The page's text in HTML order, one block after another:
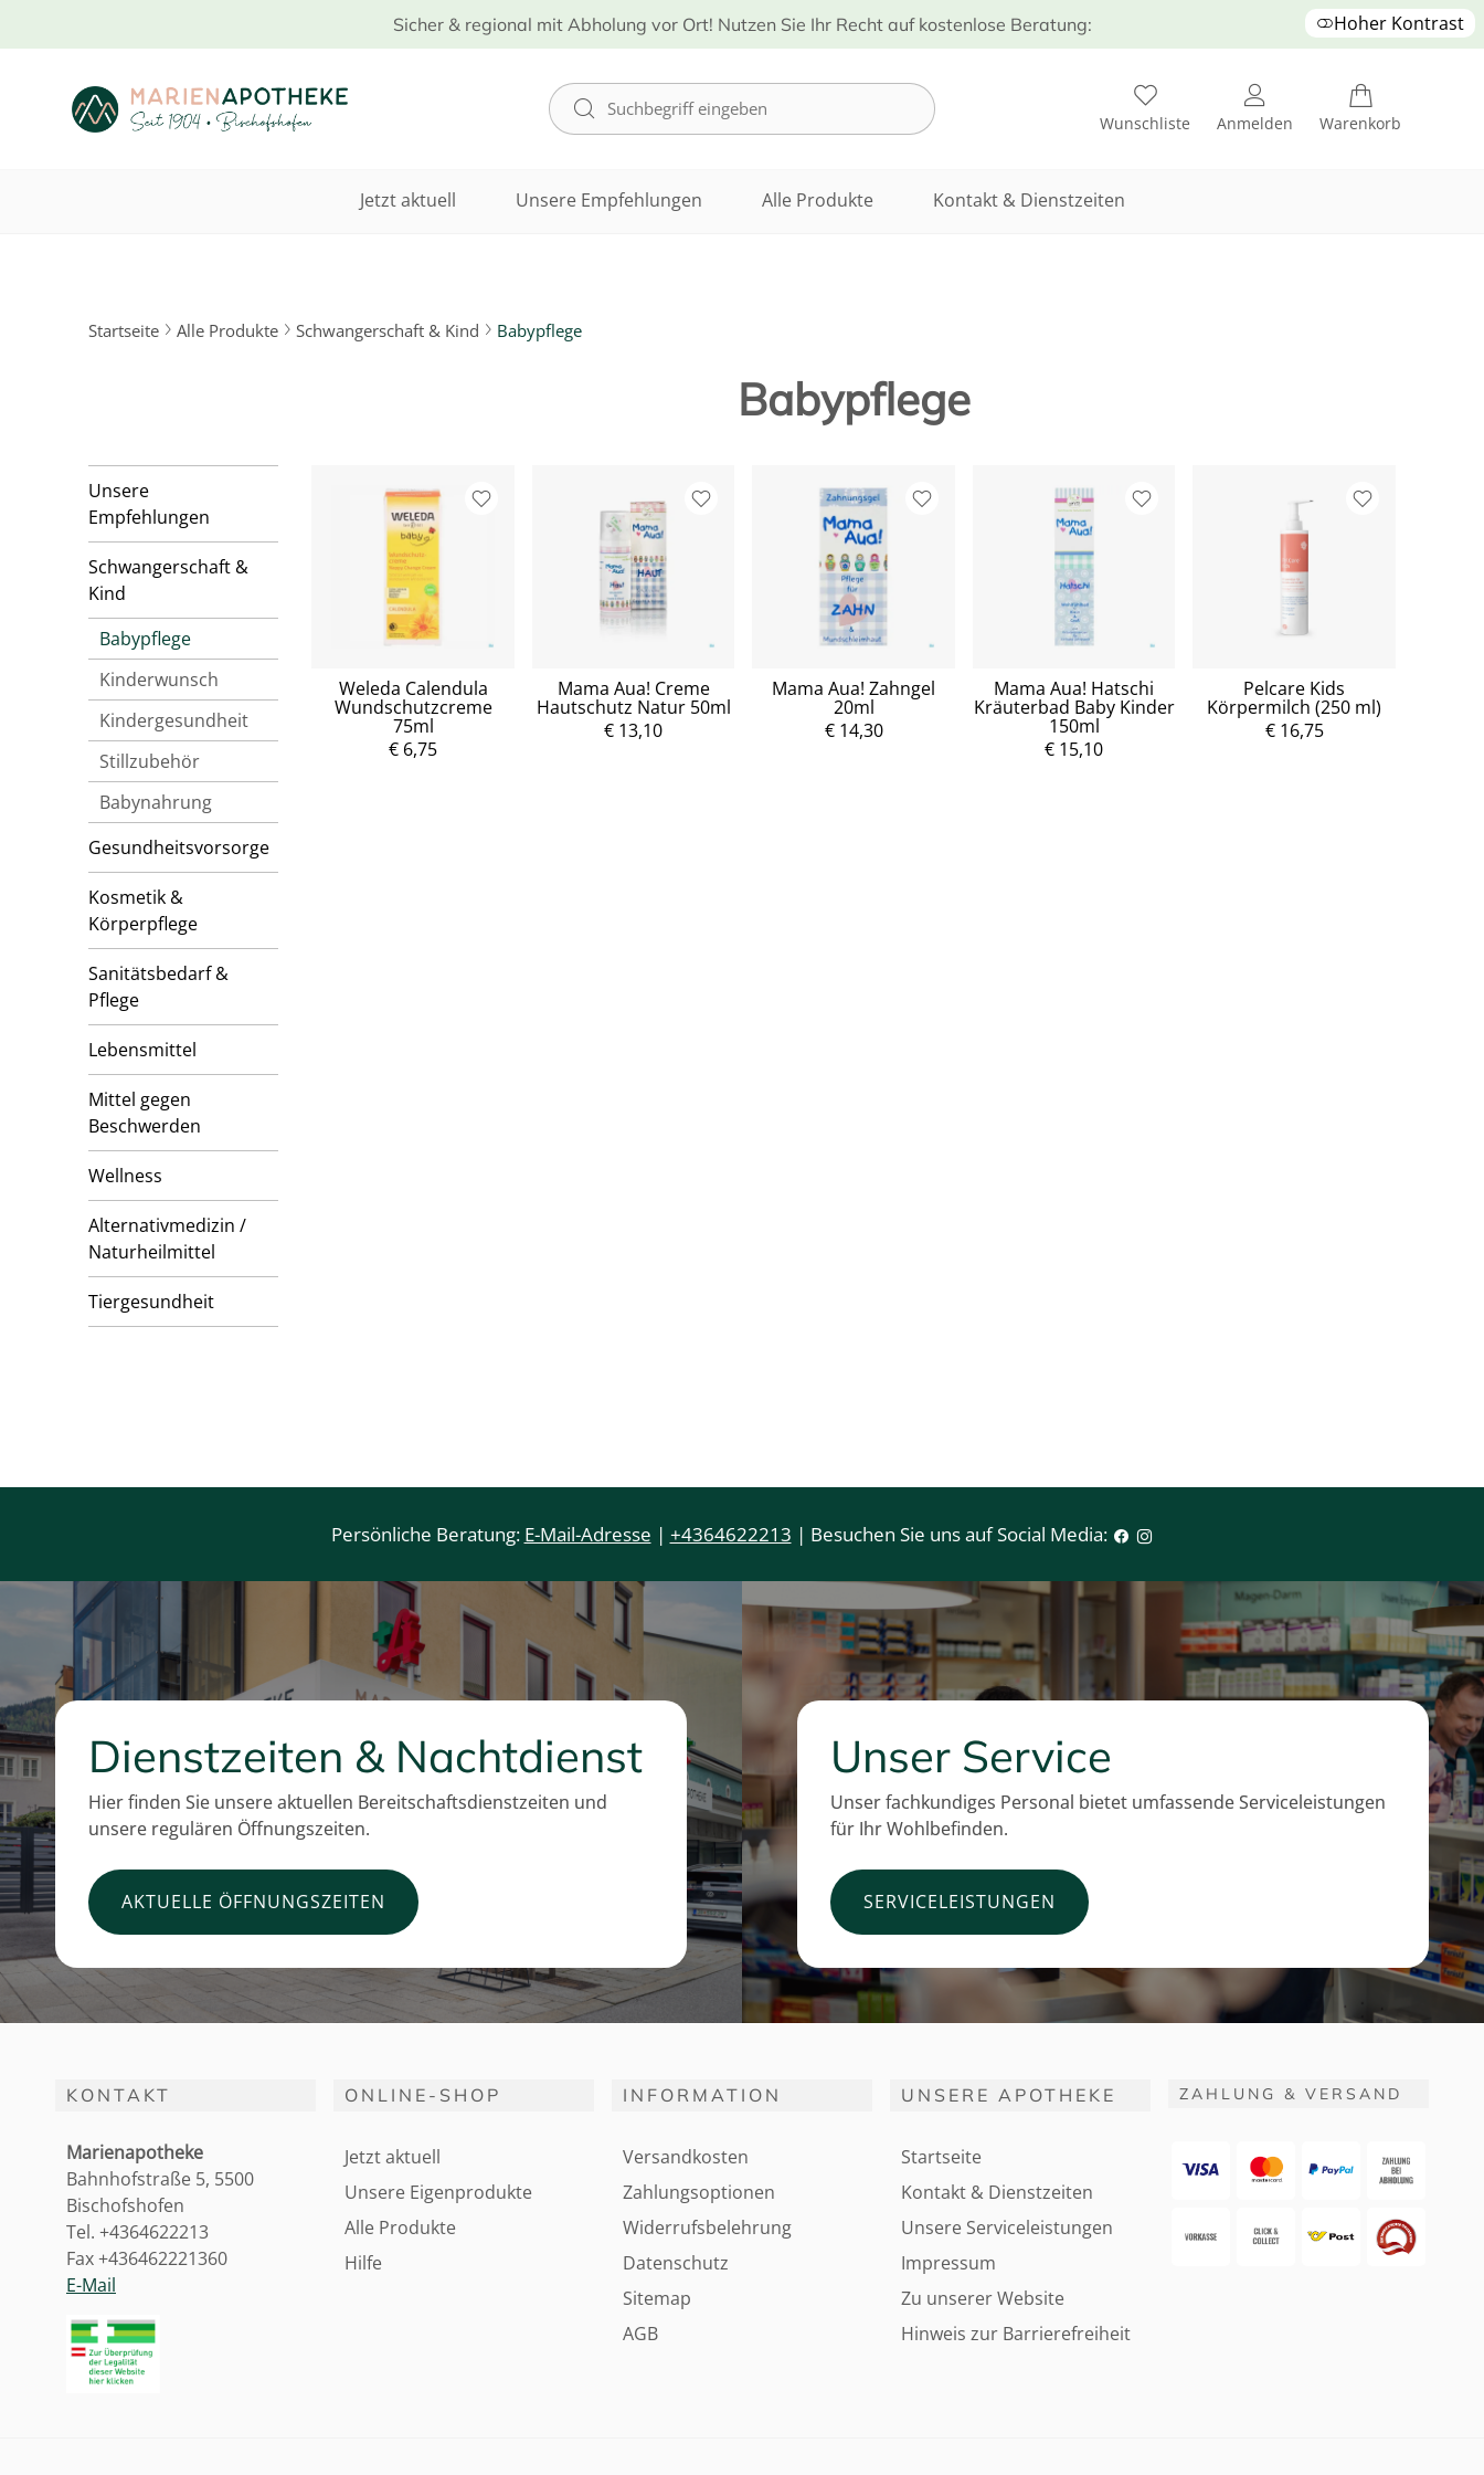
Sicher & regional mit Abholung vor Ort! Nutzen Sie Ihr Recht auf kostenlose Beratung: Hoher Kontrast
Wunschliste Anmelden Warenkorb
Jetzt aktuell Unsere Empfehlungen Alle Produkte Kontakt & Dienstzeiten
Startseite Alle Produkte Schwangerschaft & Kind Babypflege
Unsere
Empfehlungen
Schwangerschaft &
Kind
Babypflege
Kinderwunsch
Kindergesundheit
Stillzubehör
Babynahrung
Gesundheitsvorsorge
Kosmetik &
Körperpflege
Sanitätsbedarf &
Pflege
Lebensmittel
Mittel gegen
Beschwerden
Wellness
Alternativmedizin /
Naturheilmittel
Tiergesundheit
Babypflege
Weleda Calendula
Wundschutzcreme
75ml
€ 6,75
Mama Aua! Creme
Hautschutz Natur 50ml
€ 13,10
Mama Aua! Zahngel
20ml
€ 14,30
Mama Aua! Hatschi
Kräuterbad Baby Kinder
150ml
€ 15,10
Pelcare Kids
Körpermilch (250 ml)
€ 16,75
Persönliche Beratung: E-Mail-Adresse | +4364622213 | Besuchen Sie uns auf Social Media:
Dienstzeiten & Nachtdienst
Hier finden Sie unsere aktuellen Bereitschaftsdienstzeiten und
unsere regulären Öffnungszeiten.
AKTUELLE ÖFFNUNGSZEITEN
Unser Service
Unser fachkundiges Personal bietet umfassende Serviceleistungen
für Ihr Wohlbefinden.
SERVICELEISTUNGEN
KONTAKT
Marienapotheke
Bahnhofstraße 5, 5500
Bischofshofen
Tel. +4364622213
Fax +436462221360
E-Mail
ONLINE-SHOP
Jetzt aktuell
Unsere Eigenprodukte
Alle Produkte
Hilfe
INFORMATION
Versandkosten
Zahlungsoptionen
Widerrufsbelehrung
Datenschutz
Sitemap
AGB
UNSERE APOTHEKE
Startseite
Kontakt & Dienstzeiten
Unsere Serviceleistungen
Impressum
Zu unserer Website
Hinweis zur Barrierefreiheit
ZAHLUNG & VERSAND